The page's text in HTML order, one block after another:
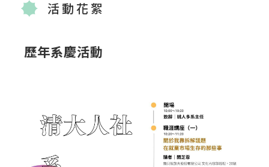
活動花絮
歷年系慶活動